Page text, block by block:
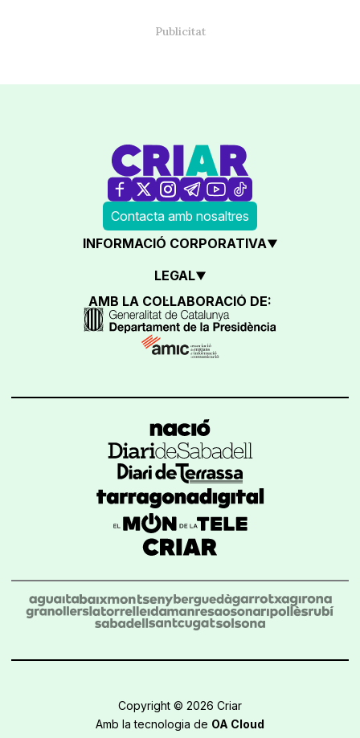
Contacta amb nosaltres
INFORMACIÓ CORPORATIVA
LEGAL
AMB LA COL·LABORACIÓ DE:
Copyright © 2026 Criar
Amb la tecnologia de OA Cloud